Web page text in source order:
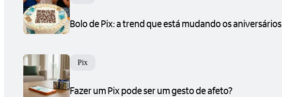
Bolo de Pix: a trend que está mudando os aniversários
Pix
Fazer um Pix pode ser um gesto de afeto?